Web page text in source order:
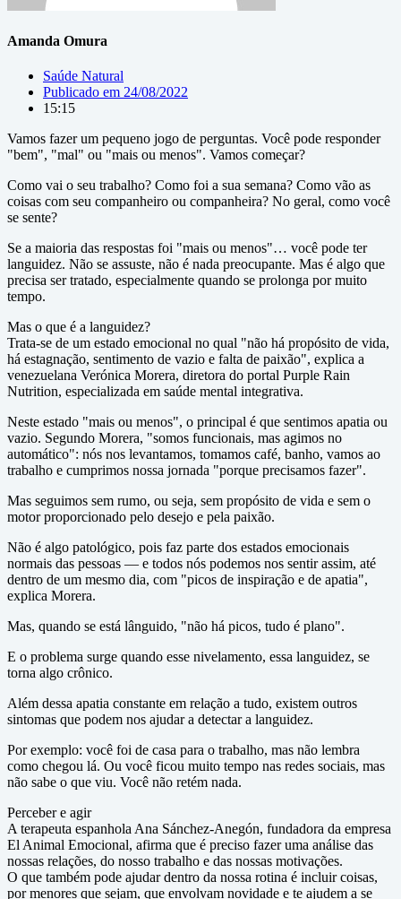
Amanda Omura
Saúde Natural
Publicado em 24/08/2022
15:15
Vamos fazer um pequeno jogo de perguntas. Você pode responder
"bem", "mal" ou "mais ou menos". Vamos começar?
Como vai o seu trabalho? Como foi a sua semana? Como vão as
coisas com seu companheiro ou companheira? No geral, como você
se sente?
Se a maioria das respostas foi "mais ou menos"… você pode ter
languidez. Não se assuste, não é nada preocupante. Mas é algo que
precisa ser tratado, especialmente quando se prolonga por muito
tempo.
Mas o que é a languidez?
Trata-se de um estado emocional no qual "não há propósito de vida,
há estagnação, sentimento de vazio e falta de paixão", explica a
venezuelana Verónica Morera, diretora do portal Purple Rain
Nutrition, especializada em saúde mental integrativa.
Neste estado "mais ou menos", o principal é que sentimos apatia ou
vazio. Segundo Morera, "somos funcionais, mas agimos no
automático": nós nos levantamos, tomamos café, banho, vamos ao
trabalho e cumprimos nossa jornada "porque precisamos fazer".
Mas seguimos sem rumo, ou seja, sem propósito de vida e sem o
motor proporcionado pelo desejo e pela paixão.
Não é algo patológico, pois faz parte dos estados emocionais
normais das pessoas — e todos nós podemos nos sentir assim, até
dentro de um mesmo dia, com "picos de inspiração e de apatia",
explica Morera.
Mas, quando se está lânguido, "não há picos, tudo é plano".
E o problema surge quando esse nivelamento, essa languidez, se
torna algo crônico.
Além dessa apatia constante em relação a tudo, existem outros
sintomas que podem nos ajudar a detectar a languidez.
Por exemplo: você foi de casa para o trabalho, mas não lembra
como chegou lá. Ou você ficou muito tempo nas redes sociais, mas
não sabe o que viu. Você não retém nada.
Perceber e agir
A terapeuta espanhola Ana Sánchez-Anegón, fundadora da empresa
El Animal Emocional, afirma que é preciso fazer uma análise das
nossas relações, do nosso trabalho e das nossas motivações.
O que também pode ajudar dentro da nossa rotina é incluir coisas,
por menores que sejam, que envolvam novidade e te ajudem a se